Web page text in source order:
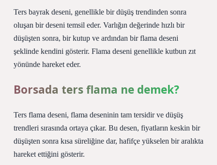
Ters bayrak deseni, genellikle bir düşüş trendinden sonra
oluşan bir deseni temsil eder. Varlığın değerinde hızlı bir
düşüşten sonra, bir kutup ve ardından bir flama deseni
şeklinde kendini gösterir. Flama deseni genellikle kutbun zıt
yönünde hareket eder.
Borsada ters flama ne demek?
Ters flama deseni, flama deseninin tam tersidir ve düşüş
trendleri sırasında ortaya çıkar. Bu desen, fiyatların keskin bir
düşüşten sonra kısa süreliğine dar, hafifçe yükselen bir aralıkta
hareket ettiğini gösterir.